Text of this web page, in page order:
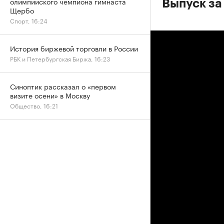
Выпуск
Щербо
Спорт, 16:24
История биржевой торговли в России
РБК и Петербургская Биржа, 16:23
Синоптик рассказал о «первом
визите осени» в Москву
Общество, 16:21